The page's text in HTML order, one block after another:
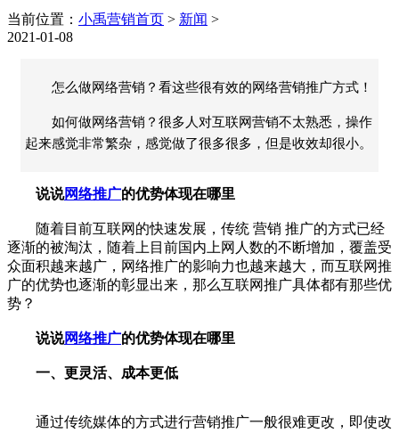
当前位置： 小禹营销首页 > 新闻 >
2021-01-08
怎么做网络营销？看这些很有效的网络营销推广方式！
如何做网络营销？很多人对互联网营销不太熟悉，操作
起来感觉非常繁杂，感觉做了很多很多，但是收效却很小。
说说网络推广的优势体现在哪里
随着目前互联网的快速发展，传统 营销 推广的方式已经
逐渐的被淘汰，随着上目前国内上网人数的不断增加，覆盖受
众面积越来越广， 网络推广的影响力也越来越大，而互联网推
广的优势也逐渐的彰显出来，那么互联网推广具体都有那些优
势？
说说网络推广的优势体现在哪里
一、更灵活、成本更低
通过传统媒体的方式进行营销推广一般很难更改，即使改